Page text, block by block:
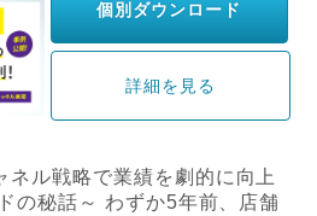
個別ダウンロード
詳細を見る
ネル戦略で業績を劇的に向上
の秘話～ わずか5年前、店舗